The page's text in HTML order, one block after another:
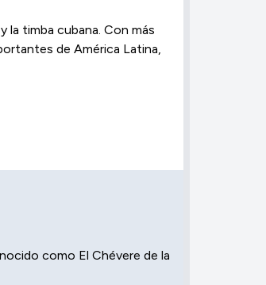
la timba cubana. Con más
de América Latina,
como El Chévere de la